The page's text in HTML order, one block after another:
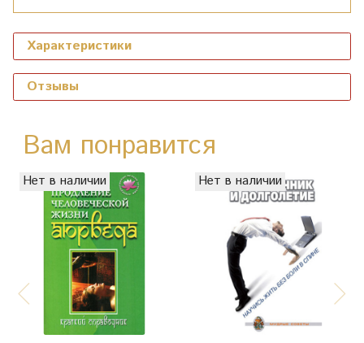
Характеристики
Отзывы
Вам понравится
Нет в наличии Нет в наличии